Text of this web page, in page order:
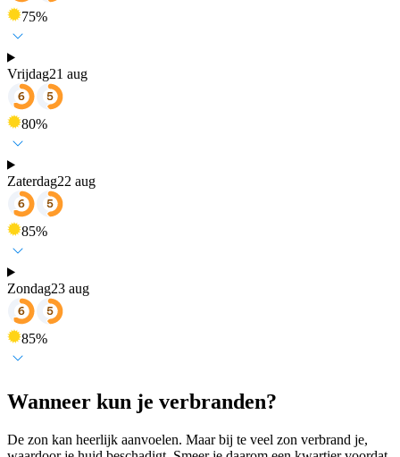
75%
Vrijdag21 aug
80%
Zaterdag22 aug
85%
Zondag23 aug
85%
Wanneer kun je verbranden?
De zon kan heerlijk aanvoelen. Maar bij te veel zon verbrand je,